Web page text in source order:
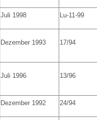
Juli 1998 Lu-11-99
Dezember 1993 17/94
Juli 1996 13/96
Dezember 1992 24/94